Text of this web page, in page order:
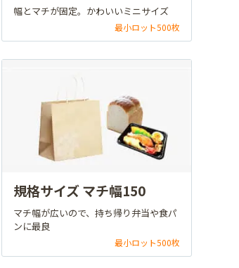
幅とマチが固定。かわいいミニサイズ
最小ロット500枚
規格サイズ マチ幅150
マチ幅が広いので、持ち帰り弁当や食パ
ンに最良
最小ロット500枚